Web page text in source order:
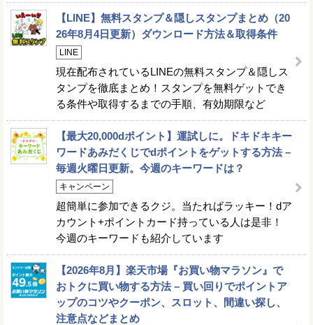
【LINE】無料スタンプ＆隠しスタンプまとめ（20
26年8月4日更新）ダウンロード方法＆取得条件
LINE
現在配布されているLINEの無料スタンプ＆隠しス
タンプを徹底まとめ！スタンプを無料ゲットでき
る条件や取得するまでの手順、有効期限など
【最大20,000dポイント】運試しに。ドキドキキー
ワードあみだくじでdポイントをゲットする方法 –
毎週火曜日更新。今週のキーワードは？
キャンペーン
超簡単に参加できるクジ。当たればラッキー！dア
カウント+ポイントカード持っている人は是非！
今週のキーワードも紹介しています
【2026年8月】楽天市場『お買い物マラソン』で
おトクに買い物する方法 – 買い回りでポイントア
ップのコツやクーポン、スロット、間違い探し、
注意点などまとめ